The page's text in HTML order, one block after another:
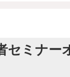
セミナー